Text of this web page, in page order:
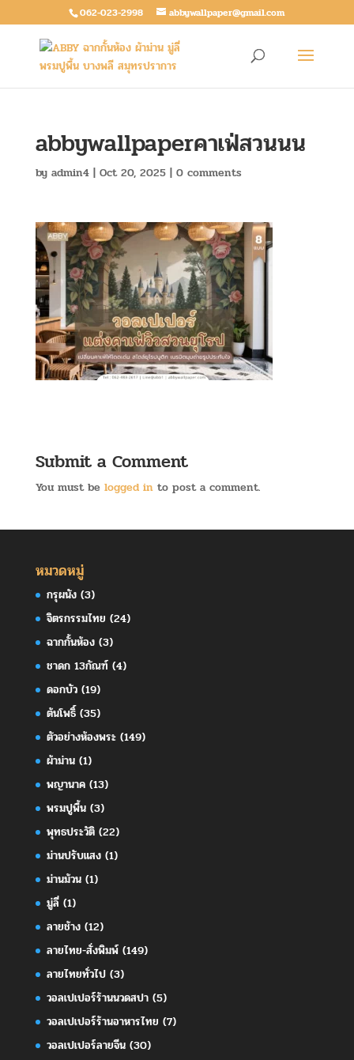
062-023-2998 abbywallpaper@gmail.com
abbywallpaperคาเฟ่สวนนน
by admin4| Oct 20, 2025| 0 comments
Submit a Comment
You must be logged into post a comment.
หมวดหมู่
กรุผนัง(3)
จิตรกรรมไทย (24)
ฉากกั้นห้อง(3)
ชาดก 13กัณฑ์(4)
ดอกบัว(19)
ต้นโพธิ์(35)
ตัวอย่างห้องพระ(149)
ผ้าม่าน(1)
พญานาค(13)
พรมปูพื้น(3)
พุทธประวัติ(22)
ม่านปรับแสง(1)
ม่านม้วน(1)
มู่ลี่(1)
ลายช้าง(12)
ลายไทย-สั่งพิมพ์(149)
ลายไทยทั่วไป(3)
วอลเปเปอร์ร้านนวดสปา(5)
วอลเปเปอร์ร้านอาหารไทย (7)
วอลเปเปอร์ลายจีน(30)